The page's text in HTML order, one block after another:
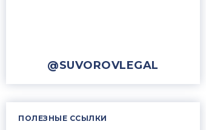
@SUVOROVLEGAL
ПОЛЕЗНЫЕ ССЫЛКИ